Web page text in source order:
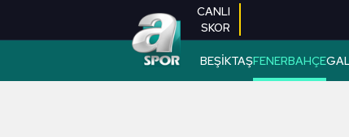
CANLI
SKOR
BEŞİKTAŞFENERBAHÇE